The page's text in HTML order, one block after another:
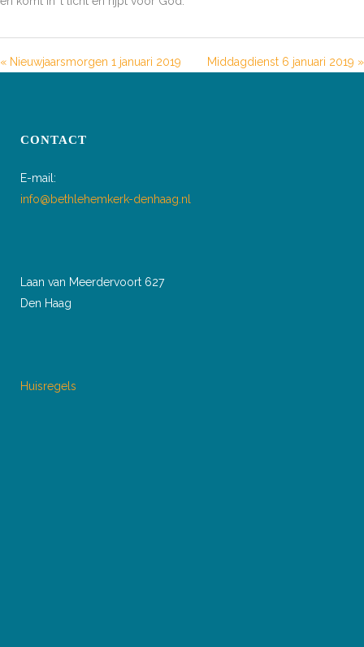
« Nieuwjaarsmorgen 1 januari 2019 Middagdienst 6 januari 2019 »
CONTACT
E-mail:
info@bethlehemkerk-denhaag.nl
Laan van Meerdervoort 627
Den Haag
Huisregels